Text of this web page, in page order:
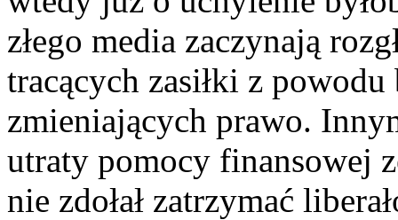
złego media zaczynają
tracących zasiłki z
zmieniających prawo.
utraty pomocy finansowej
nie zdołał zatrzymać